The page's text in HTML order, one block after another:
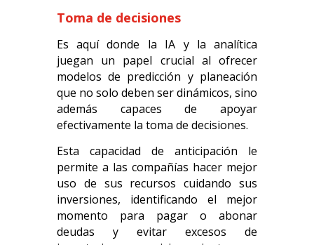
Toma de decisiones
Es aquí donde la IA y la analítica
juegan un papel crucial al ofrecer
modelos de predicción y planeación
que no solo deben ser dinámicos, sino
además capaces de apoyar
efectivamente la toma de decisiones.
Esta capacidad de anticipación le
permite a las compañías hacer mejor
uso de sus recursos cuidando sus
inversiones, identificando el mejor
momento para pagar o abonar
deudas y evitar excesos de